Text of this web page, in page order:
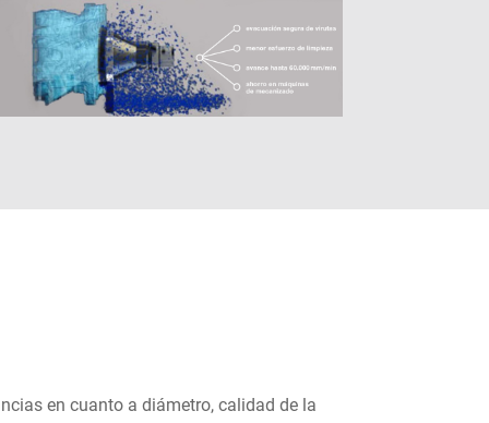
en cuanto a diámetro, calidad de la